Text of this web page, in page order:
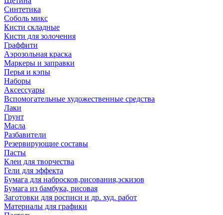
Синтетика
Соболь микс
Кисти складные
Кисти для золочения
Граффити
Аэрозольная краска
Маркеры и заправки
Перья и кэпы
Наборы
Аксессуары
Вспомогательные художественные средства
Лаки
Грунт
Масла
Разбавители
Резервирующие составы
Пасты
Клеи для творчества
Гели для эффекта
Бумага для набросков,рисования,эскизов
Бумага из бамбука, рисовая
Заготовки для росписи и др. худ. работ
Материалы для графики